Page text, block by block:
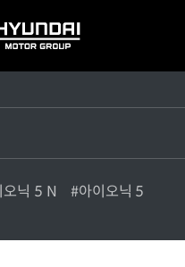
HYUNDAI
닉 5 N #아이오닉 5